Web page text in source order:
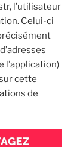
l’utilisateur
Celui-ci
l’application)
cette
de